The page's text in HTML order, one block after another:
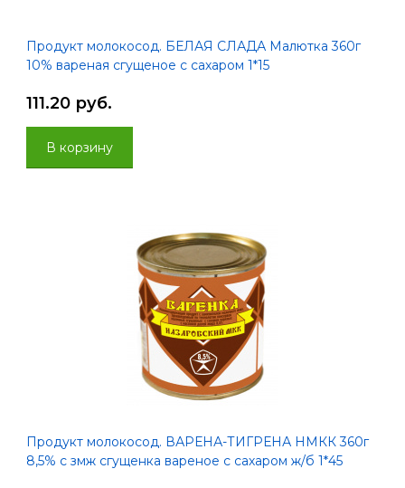
Продукт молокосод. БЕЛАЯ СЛАДА Малютка 360г
10% вареная сгущеное с сахаром 1*15
111.20 руб.
В корзину
Продукт молокосод. ВАРЕНА-ТИГРЕНА НМКК 360г
8,5% с змж сгущенка вареное с сахаром ж/б 1*45